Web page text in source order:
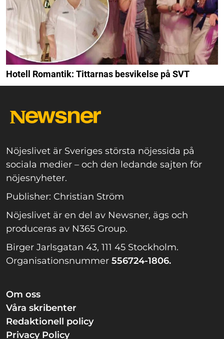
Hotell Romantik: Tittarnas besvikelse på SVT
Nöjeslivet är Sveriges största nöjessida på
sociala medier – och den ledande sajten för
nöjesnyheter.
Publisher: Christian Ström
Nöjeslivet är en del av Newsner, ägs och
produceras av N365 Group.
Birger Jarlsgatan 43, 111 45 Stockholm.
Organisationsnummer 556724-1806.
Om oss
Våra skribenter
Redaktionell policy
Privacy Policy